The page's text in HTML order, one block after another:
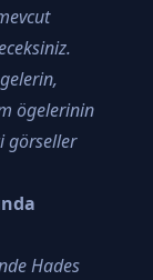
ögelerinin
görseller
Hades